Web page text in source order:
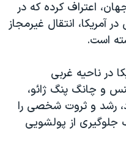
اعتراف کرده که در
آمریکا، انتقال غیرمجاز
است.
در ناحیه غربی
و چانگ پنگ ژائو،
رشد و ثروت شخصی را
جلوگیری از پولشویی